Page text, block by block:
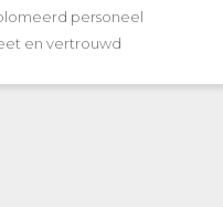
personeel
en vertrouwd